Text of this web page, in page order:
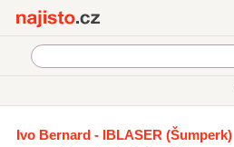
potisk reklamních předmětů
Ivo Bernard - IBLASER (Šumperk)